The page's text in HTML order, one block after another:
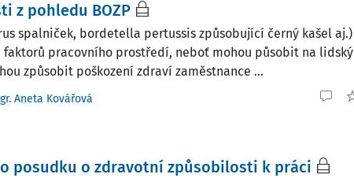
z pohledu BOZP
spalniček, bordetella pertussis způsobující černý kašel aj.)
faktorů pracovního prostředí, neboť mohou působit na lidský
způsobit poškození zdraví zaměstnance ...
Aneta Kovářová
posudku o zdravotní způsobilosti k práci